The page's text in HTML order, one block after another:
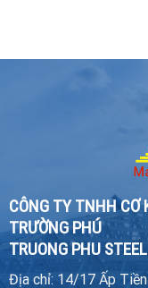
CÔNG TY TNHH CƠ
TRƯỜNG PHÚ
TRUONG PHU STEEL
Địa chỉ: 14/17 Ấp Tiền